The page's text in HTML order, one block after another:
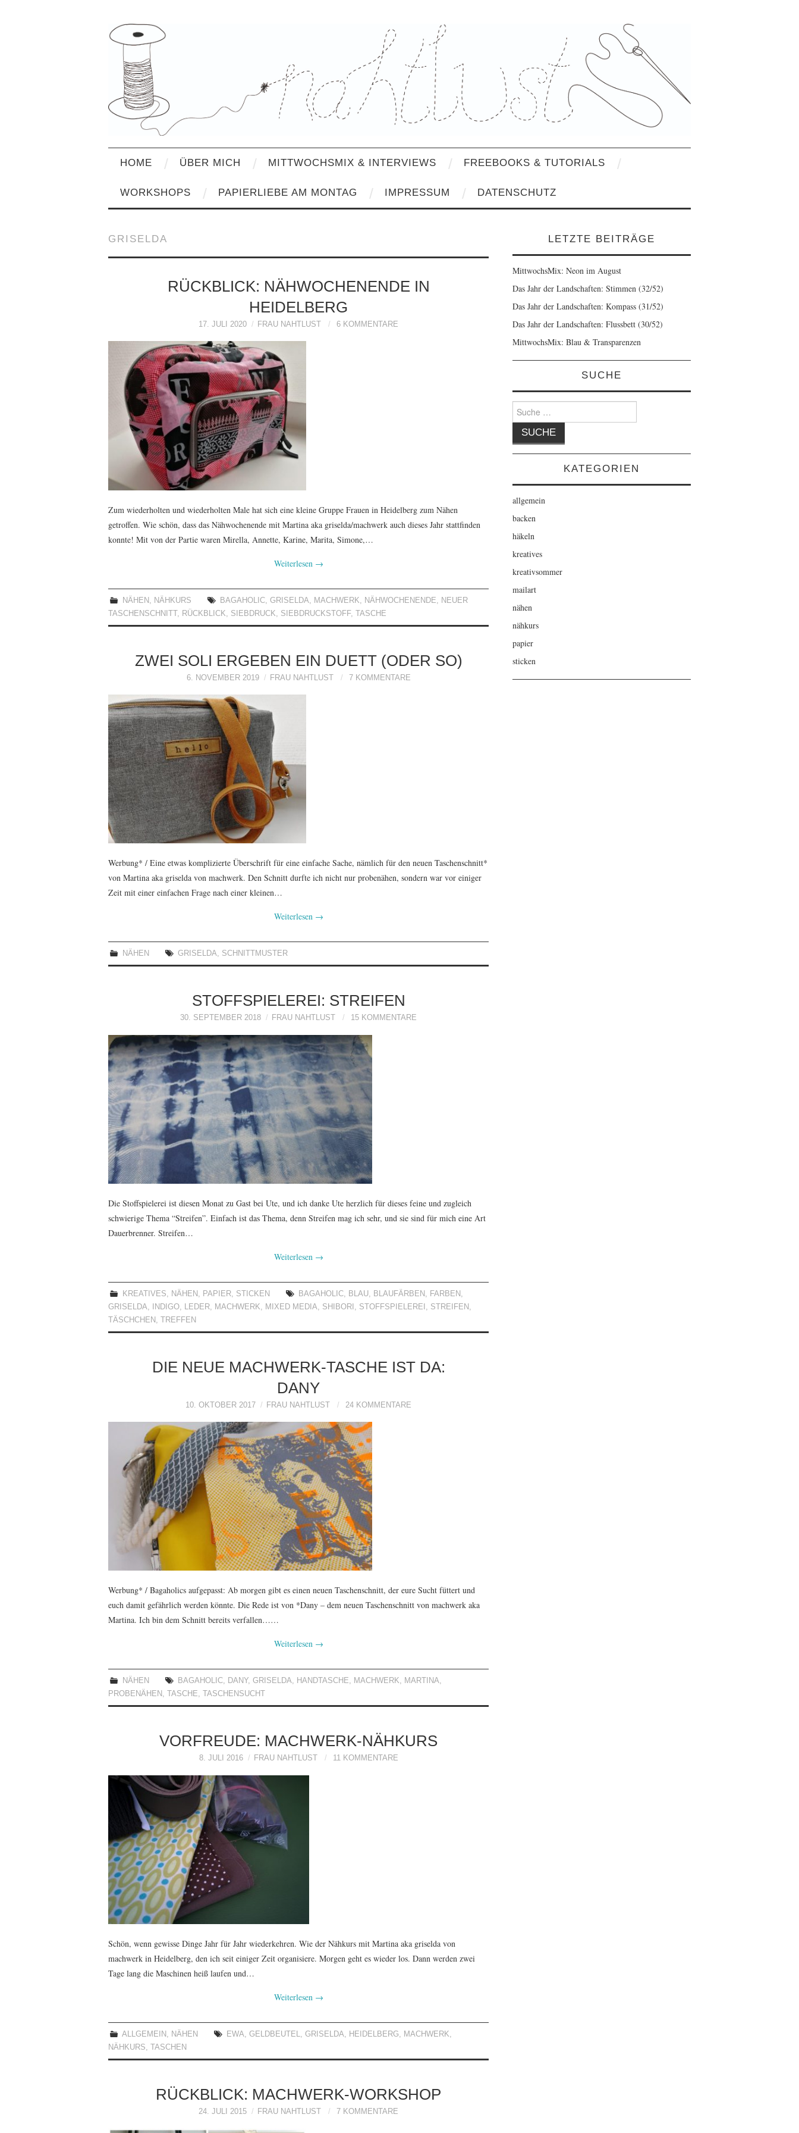
HOME ÜBER MICH MITTWOCHSMIX & INTERVIEWS FREEBOOKS & TUTORIALS
WORKSHOPS PAPIERLIEBE AM MONTAG IMPRESSUM DATENSCHUTZ
GRISELDA
RÜCKBLICK: NÄHWOCHENENDE IN
HEIDELBERG
17. JULI 2020 FRAU NAHTLUST 6 KOMMENTARE
Zum wiederholten und wiederholten Male hat sich eine kleine Gruppe Frauen in Heidelberg zum Nähen
getroffen. Wie schön, dass das Nähwochenende mit Martina aka griselda/machwerk auch dieses Jahr stattfinden
konnte! Mit von der Partie waren Mirella, Annette, Karine, Marita, Simone,…
Weiterlesen →
NÄHEN NÄHKURS BAGAHOLIC ,GRISELDA MACHWERK NÄHWOCHENENDE
NEUER
TASCHENSCHNITT, RÜCKBLICK SIEBDRUCK SIEBDRUCKSTOFF, TASCHE
ZWEI SOLI ERGEBEN EIN DUETT (ODER SO)
6. NOVEMBER 2019 FRAU NAHTLUST 7 KOMMENTARE
Werbung* / Eine etwas komplizierte Überschrift für eine einfache Sache, nämlich für den neuen Taschenschnitt*
von Martina aka griselda von machwerk. Den Schnitt durfte ich nicht nur probenähen, sondern war vor einiger
Zeit mit einer einfachen Frage nach einer kleinen…
Weiterlesen →
NÄHEN GRISELDA, SCHNITTMUSTER
STOFFSPIELEREI: STREIFEN
30. SEPTEMBER 2018 FRAU NAHTLUST 15 KOMMENTARE
Die Stoffspielerei ist diesen Monat zu Gast bei Ute, und ich danke Ute herzlich für dieses feine und zugleich
schwierige Thema “Streifen”. Einfach ist das Thema, denn Streifen mag ich sehr, und sie sind für mich eine Art
Dauerbrenner. Streifen…
Weiterlesen →
KREATIVES NÄHEN PAPIER STICKEN BAGAHOLIC BLAU BLAUFÄRBEN FARBEN
GRISELDA
INDIGO LEDER MACHWERK MIXED MEDIA SHIBORI STOFFSPIELEREI STREIFEN
TÄSCHCHEN
TREFFEN
DIE NEUE MACHWERK-TASCHE IST DA:
DANY
10. OKTOBER 2017 FRAU NAHTLUST 24 KOMMENTARE
Werbung* / Bagaholics aufgepasst: Ab morgen gibt es einen neuen Taschenschnitt, der eure Sucht füttert und
euch damit gefährlich werden könnte. Die Rede ist von *Dany – dem neuen Taschenschnitt von machwerk aka
Martina. Ich bin dem Schnitt bereits verfallen……
Weiterlesen →
NÄHEN BAGAHOLIC, DANY,GRISELDA, HANDTASCHE, MACHWERK, MARTINA,
PROBENÄHEN , TASCHE, TASCHENSUCHT
VORFREUDE: MACHWERK-NÄHKURS
8. JULI 2016 FRAU NAHTLUST 11 KOMMENTARE
Schön, wenn gewisse Dinge Jahr für Jahr wiederkehren. Wie der Nähkurs mit Martina aka griselda von
machwerk in Heidelberg, den ich seit einiger Zeit organisiere. Morgen geht es wieder los. Dann werden zwei
Tage lang die Maschinen heiß laufen und…
Weiterlesen →
ALLGEMEIN NÄHEN EWA ,GELDBEUTEL ,GRISELDA HEIDELBERG MACHWERK
NÄHKURS
TASCHEN
RÜCKBLICK: MACHWERK-WORKSHOP
24. JULI 2015 FRAU NAHTLUST 7 KOMMENTARE
LETZTE BEITRÄGE
MittwochsMix: Neon im August
Das Jahr der Landschaften: Stimmen (32/52)
Das Jahr der Landschaften: Kompass (31/52)
Das Jahr der Landschaften: Flussbett (30/52)
MittwochsMix: Blau & Transparenzen
SUCHE
Suche
nach:
KATEGORIEN
allgemein
backen
häkeln
kreatives
kreativsommer
mailart
nähen
nähkurs
papier
sticken